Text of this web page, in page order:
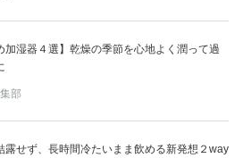
加湿器４選】乾燥の季節を心地よく潤って過
部
露せず、長時間冷たいまま飲める新発想２way